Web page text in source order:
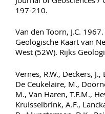
197-210.
Van den Toorn, J.C.
Geologische Kaart van
West (52W). Rijks
Vernes, R.W., Deckers,
De Ceukelaire, M.,
M., Van Haren, T.F.M.,
Kruisselbrink, A.F.,